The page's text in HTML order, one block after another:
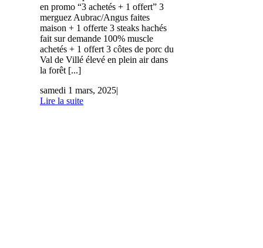
en promo “3 achetés + 1 offert” 3
merguez Aubrac/Angus faites
maison + 1 offerte 3 steaks hachés
fait sur demande 100% muscle
achetés + 1 offert 3 côtes de porc du
Val de Villé élevé en plein air dans
la forêt [...]
samedi 1 mars, 2025|
Lire la suite